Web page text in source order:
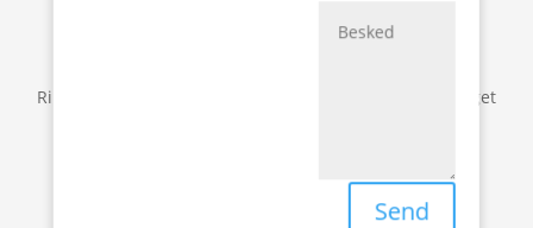
Ring gerne til vores team. Vi sidder klar og hjælper meget
Find flere informationer
Send